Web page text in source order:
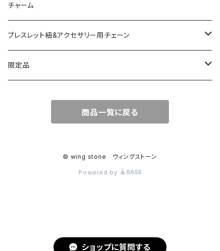
ショップに質問する
ソーラークォーツ
コッパー
アゲート
天然石スライスコースター
天然石キャンドルホルダー
チャーム
ブレスレット紐&アクセサリー用チェーン
ネックレスチェーン
ブレスレット紐
限定品
summer Box
商品一覧に戻る
© wing stone ウィングストーン
Powered by